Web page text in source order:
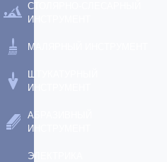
СТОЛЯРНО-СЛЕСАРНЫЙ
ИНСТРУМЕНТ
МАЛЯРНЫЙ ИНСТРУМЕНТ
ШТУКАТУРНЫЙ
ИНСТРУМЕНТ
АБРАЗИВНЫЙ
ИНСТРУМЕНТ
ЭЛЕКТРИКА